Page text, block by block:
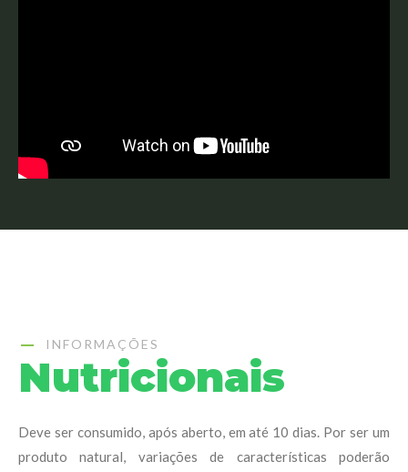
INFORMAÇÕES
Nutricionais
Deve ser consumido, após aberto, em até 10 dias. Por ser um
produto natural, variações de características poderão